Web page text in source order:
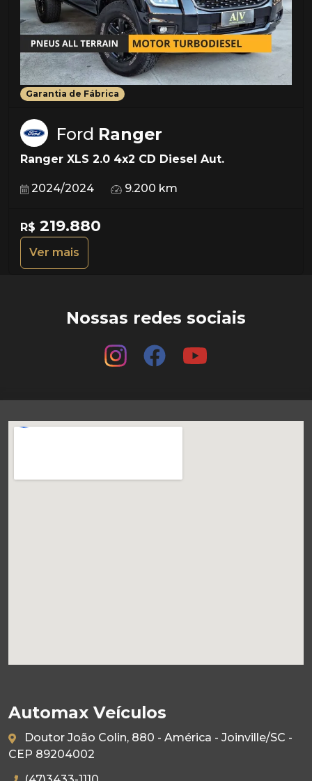
Garantia de Fábrica
Ford Ranger
Ranger XLS 2.0 4x2 CD Diesel Aut.
2024/2024 9.200 km
R$ 219.880
Ver mais
Nossas redes sociais
Automax Veículos
Doutor João Colin, 880 - América - Joinville/SC -
CEP 89204002